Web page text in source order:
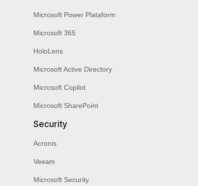
Microsoft Power Plataform
Microsoft 365
HoloLens
Microsoft Active Directory
Microsoft Copilot
Microsoft SharePoint
Security
Acronis
Veeam
Microsoft Security